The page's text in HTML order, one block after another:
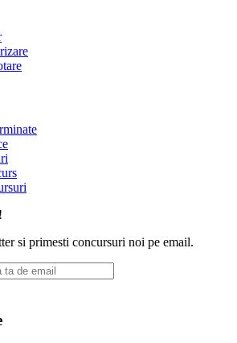
si primesti concursuri noi pe email.